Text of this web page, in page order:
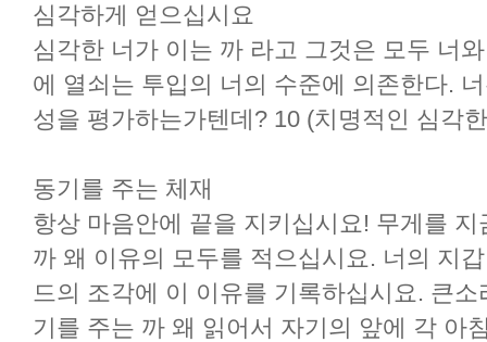
심각하게 얻으십시요
심각한 너가 이는 까 라고 그것은 모두 너
에 열쇠는 투입의 너의 수준에 의존한다.
성을 평가하는가텐데? 10 (치명적인 심각
동기를 주는 체재
항상 마음안에 끝을 지키십시요! 무게를
까 왜 이유의 모두를 적으십시요. 너의 지
드의 조각에 이 이유를 기록하십시요. 큰
기를 주는 까 왜 읽어서 자기의 앞에 각 아